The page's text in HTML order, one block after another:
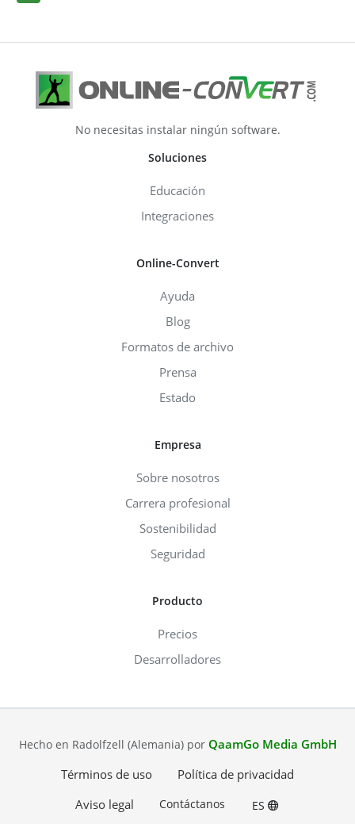
No necesitas instalar ningún software.
Soluciones
Educación
Integraciones
Online-Convert
Ayuda
Blog
Formatos de archivo
Prensa
Estado
Empresa
Sobre nosotros
Carrera profesional
Sostenibilidad
Seguridad
Producto
Precios
Desarrolladores
Hecho en Radolfzell (Alemania) por QaamGo Media GmbH
Términos de uso
Política de privacidad
Aviso legal
Contáctanos ES